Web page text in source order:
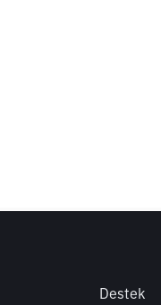
Destek